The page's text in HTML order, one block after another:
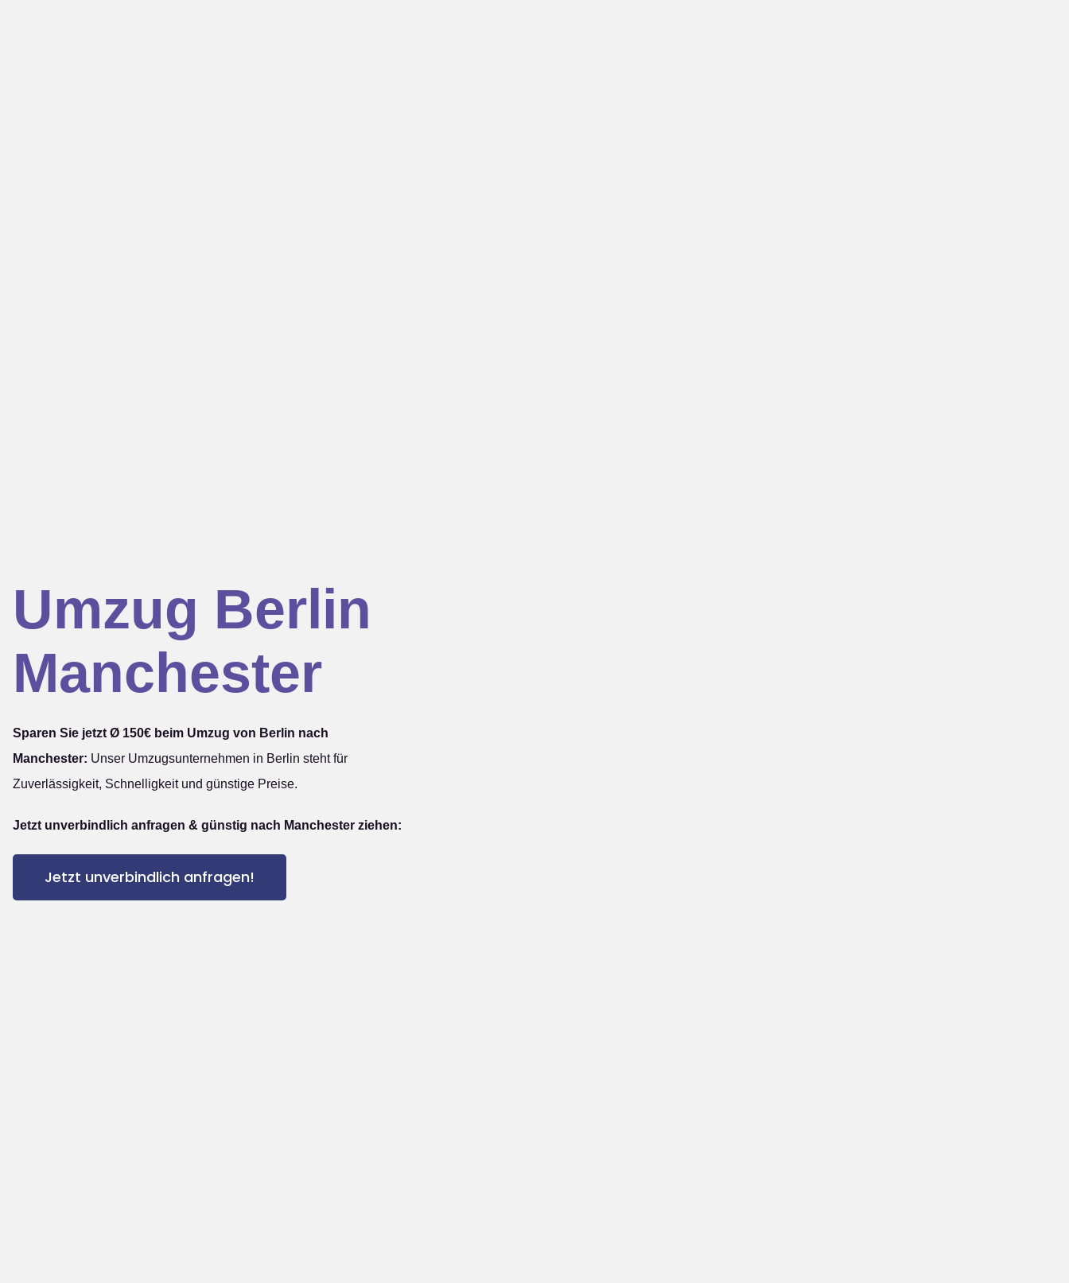
Umzug Berlin
Manchester
Sparen Sie jetzt Ø 150€ beim Umzug von Berlin nach
Manchester: Unser Umzugsunternehmen in Berlin steht für
Zuverlässigkeit, Schnelligkeit und günstige Preise.
Jetzt unverbindlich anfragen & günstig nach Manchester ziehen:
Jetzt unverbindlich anfragen!